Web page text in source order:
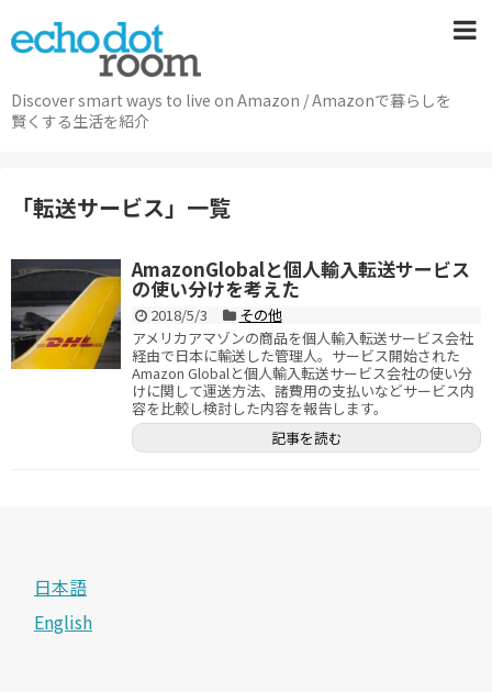
Discover smart ways to live on Amazon / Amazonで暮らしを
賢くする生活を紹介
「転送サービス」 一覧
AmazonGlobalと個人輸入転送サービス
の使い分けを考えた
2018/5/3
その他
アメリカアマゾンの商品を個人輸入転送サービス会社
経由で日本に輸送した管理人。サービス開始された
Amazon Globalと個人輸入転送サービス会社の使い分
けに関して運送方法、諸費用の支払いなどサービス内
容を比較し検討した内容を報告します。
記事を読む
日本語
English